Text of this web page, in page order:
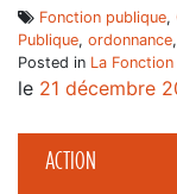
ACTION
Fonction publique,
Publique, ordonnance,
Posted in La
le 21 décembre